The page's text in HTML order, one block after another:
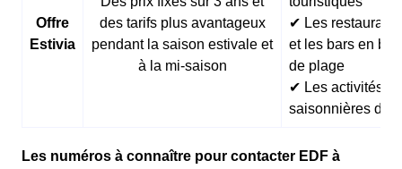
Offre
Estivia
des tarifs plus avantageux
pendant la saison estivale et
à la mi-saison
✔ Les restaurants
et les bars en
de plage
✔ Les activités
saisonnières
Les numéros à connaître pour contacter EDF à